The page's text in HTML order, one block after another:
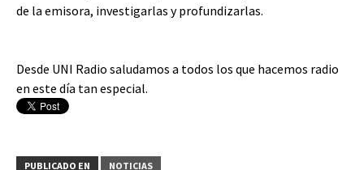
de la emisora, investigarlas y profundizarlas.
Desde UNI Radio saludamos a todos los que hacemos radio
en este día tan especial.
PUBLICADO EN
NOTICIAS